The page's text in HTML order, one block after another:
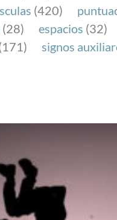
(420)
(28) espacios (32)
signos